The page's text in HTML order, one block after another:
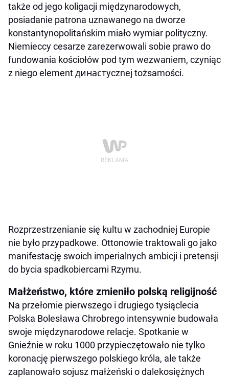
także od jego koligacji międzynarodowych,
posiadanie patrona uznawanego na dworze
konstantynopolitańskim miało wymiar polityczny.
Niemieccy cesarze zarezerwowali sobie prawo do
fundowania kościołów pod tym wezwaniem, czyniąc
z niego element династycznej tożsamości.
Rozprzestrzenianie się kultu w zachodniej Europie
nie było przypadkowe. Ottonowie traktowali go jako
manifestację swoich imperialnych ambicji i pretensji
do bycia spadkobiercami Rzymu.
Małżeństwo, które zmieniło polską religijność
Na przełomie pierwszego i drugiego tysiąclecia
Polska Bolesława Chrobrego intensywnie budowała
swoje międzynarodowe relacje. Spotkanie w
Gnieźnie w roku 1000 przypieczętowało nie tylko
koronację pierwszego polskiego króla, ale także
zaplanowało sojusz małżeński o dalekosiężnych